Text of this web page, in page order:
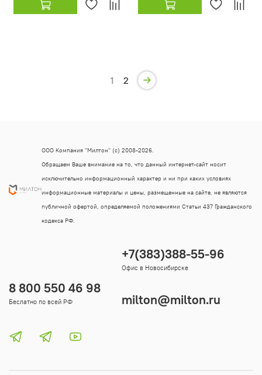
1 2
8 800 550 46 98
Беслатно по всей РФ
+7(383)388-55-96
Офис в Новосибирске
milton@milton.ru
ООО Компания "Милтон" (с) 2008-2026.
Обращаем Ваше внимание на то, что данный интернет-сайт носит
исключительно информационный характер и ни при каких условиях
информационные материалы и цены, размещенные на сайте, не являются
публичной офертой, определяемой положениями Статьи 437 Гражданского
кодекса РФ.